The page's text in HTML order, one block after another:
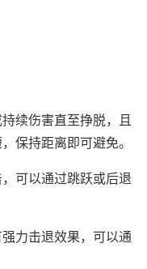
续伤害直至挣脱，且
保持距离即可避免。
可以通过跳跃或后退
力击退效果，可以通